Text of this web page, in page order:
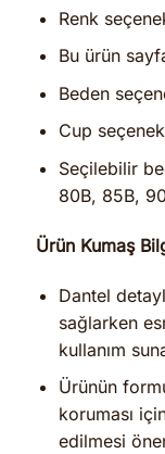
Renk
Bu ürün
Beden
Cup
Seçilebilir
80B, 85B,
Ürün Kumaş
Dantel
sağlarken
kullanım
Ürünün
koruması
edilmesi